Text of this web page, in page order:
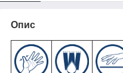
Опис